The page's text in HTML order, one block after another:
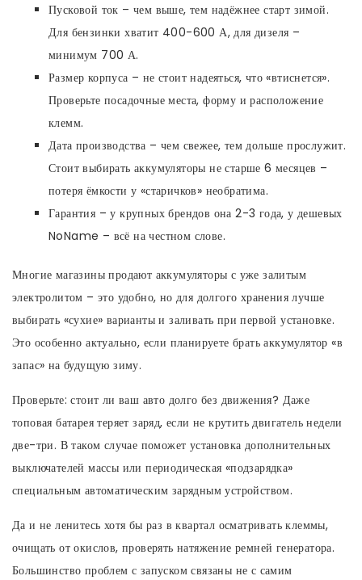
Пусковой ток – чем выше, тем надёжнее старт зимой.
Для бензинки хватит 400-600 А, для дизеля –
минимум 700 А.
Размер корпуса – не стоит надеяться, что «втиснется».
Проверьте посадочные места, форму и расположение
клемм.
Дата производства – чем свежее, тем дольше прослужит.
Стоит выбирать аккумуляторы не старше 6 месяцев –
потеря ёмкости у «старичков» необратима.
Гарантия – у крупных брендов она 2-3 года, у дешевых
NoName – всё на честном слове.
Многие магазины продают аккумуляторы с уже залитым
электролитом – это удобно, но для долгого хранения лучше
выбирать «сухие» варианты и заливать при первой установке.
Это особенно актуально, если планируете брать аккумулятор «в
запас» на будущую зиму.
Проверьте: стоит ли ваш авто долго без движения? Даже
топовая батарея теряет заряд, если не крутить двигатель недели
две-три. В таком случае поможет установка дополнительных
выключателей массы или периодическая «подзарядка»
специальным автоматическим зарядным устройством.
Да и не ленитесь хотя бы раз в квартал осматривать клеммы,
очищать от окислов, проверять натяжение ремней генератора.
Большинство проблем с запуском связаны не с самим